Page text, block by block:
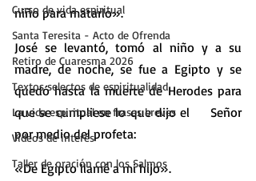
Curso de vida espiritual
Santa Teresita - Acto de Ofrenda
Retiro de Cuaresma 2026
Textos selectos de espiritualidad
La vida espiritual en frases breves
Vídeos de interés
Taller de oración con los Salmos
niño para matarlo».
José se levantó, tomó al niño y a su
madre, de noche, se fue a Egipto y se
quedó hasta la muerte de Herodes para
que se cumpliese lo que dijo el    Señor
por medio del profeta:
«De Egipto llamé a mi hijo».